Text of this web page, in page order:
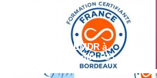
Formation en EMDR à
Bordeaux - Gironde - 33